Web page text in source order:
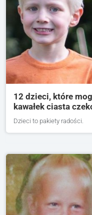
12 dzieci, które
kawałek ciasta
Dzieci to pakiety radości.